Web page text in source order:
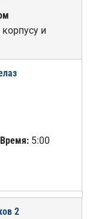
и
Время:5:00
2